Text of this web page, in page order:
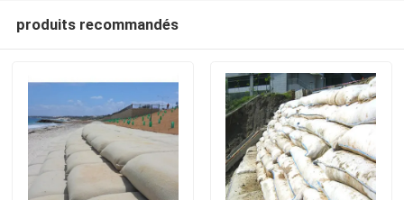
produits recommandés